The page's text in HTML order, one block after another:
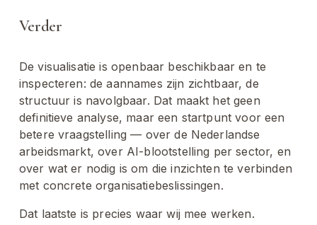
Verder
De visualisatie is openbaar beschikbaar en te
inspecteren: de aannames zijn zichtbaar, de
structuur is navolgbaar. Dat maakt het geen
definitieve analyse, maar een startpunt voor een
betere vraagstelling — over de Nederlandse
arbeidsmarkt, over AI-blootstelling per sector, en
over wat er nodig is om die inzichten te verbinden
met concrete organisatiebeslissingen.
Dat laatste is precies waar wij mee werken.